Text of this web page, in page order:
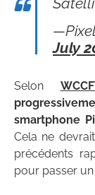
July
Selon
smartphone
Cela ne
précédents
pour passer